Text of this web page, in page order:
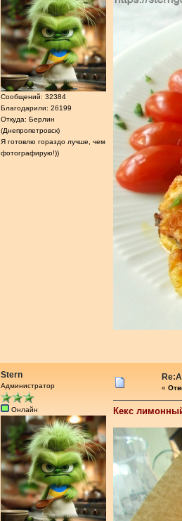
Сообщений: 32384
Благодарили: 26199
Откуда: Берлин
(Днепропетровск)
Я готовлю гораздо лучше, чем
фотографирую!))
Stern
Администратор
Онлайн
«
Кекс